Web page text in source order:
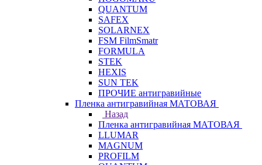
QUANTUM
SAFEX
SOLARNEX
FSM FilmSmatr
FORMULA
STEK
HEXIS
SUN TEK
ПРОЧИЕ антигравийные
Пленка антигравийная МАТОВАЯ
Назад
Пленка антигравийная МАТОВАЯ
LLUMAR
MAGNUM
PROFILM